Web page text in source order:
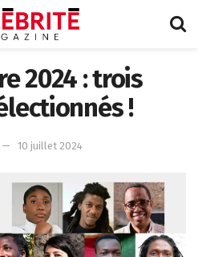
2024 : trois
!
10 juillet 2024